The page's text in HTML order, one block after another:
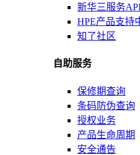
新华三服务
HPE产品支持
知了社区
自助服务
保修期查询
条码防伪查询
授权业务
产品生命周期
安全通告